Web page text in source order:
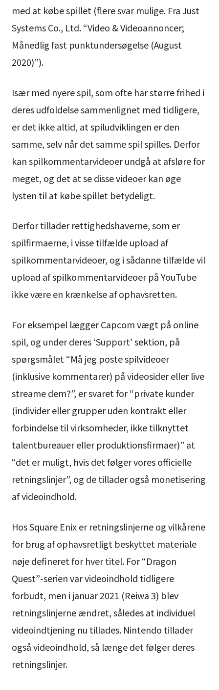
med at købe spillet (flere svar mulige. Fra Just
Systems Co., Ltd. “Video & Videoannoncer;
Månedlig fast punktundersøgelse (August
2020)”).
Især med nyere spil, som ofte har større frihed i
deres udfoldelse sammenlignet med tidligere,
er det ikke altid, at spiludviklingen er den
samme, selv når det samme spil spilles. Derfor
kan spilkommentarvideoer undgå at afsløre for
meget, og det at se disse videoer kan øge
lysten til at købe spillet betydeligt.
Derfor tillader rettighedshaverne, som er
spilfirmaerne, i visse tilfælde upload af
spilkommentarvideoer, og i sådanne tilfælde vil
upload af spilkommentarvideoer på YouTube
ikke være en krænkelse af ophavsretten.
For eksempel lægger Capcom vægt på online
spil, og under deres ‘Support’ sektion, på
spørgsmålet “Må jeg poste spilvideoer
(inklusive kommentarer) på videosider eller live
streame dem?”, er svaret for “private kunder
(individer eller grupper uden kontrakt eller
forbindelse til virksomheder, ikke tilknyttet
talentbureauer eller produktionsfirmaer)” at
“det er muligt, hvis det følger vores officielle
retningslinjer”, og de tillader også monetisering
af videoindhold.
Hos Square Enix er retningslinjerne og vilkårene
for brug af ophavsretligt beskyttet materiale
nøje defineret for hver titel. For “Dragon
Quest”-serien var videoindhold tidligere
forbudt, men i januar 2021 (Reiwa 3) blev
retningslinjerne ændret, således at individuel
videoindtjening nu tillades. Nintendo tillader
også videoindhold, så længe det følger deres
retningslinjer.